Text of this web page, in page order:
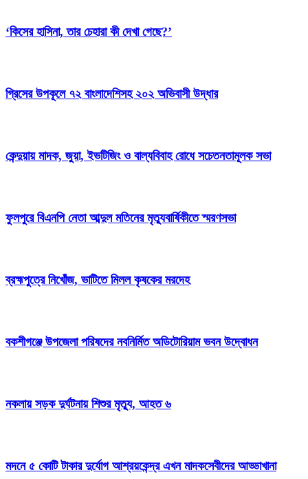
‘কিসের হাসিনা, তার চেহারা কী দেখা গেছে?’
গ্রিসের উপকূলে ৭২ বাংলাদেশিসহ ২০২ অভিবাসী উদ্ধার
কেন্দুয়ায় মাদক, জুয়া, ইভটিজিং ও বাল্যবিবাহ রোধে সচেতনতামূলক সভা
ফুলপুরে বিএনপি নেতা আব্দুল মতিনের মৃত্যুবার্ষিকীতে স্মরণসভা
ব্রহ্মপুত্রে নিখোঁজ, ভাটিতে মিলল কৃষকের মরদেহ
বকশীগঞ্জে উপজেলা পরিষদের নবনির্মিত অডিটোরিয়াম ভবন উদ্বোধন
নকলায় সড়ক দুর্ঘটনায় শিশুর মৃত্যু, আহত ৬
মদনে ৫ কোটি টাকার দুর্যোগ আশ্রয়কেন্দ্র এখন মাদকসেবীদের আড্ডাখানা